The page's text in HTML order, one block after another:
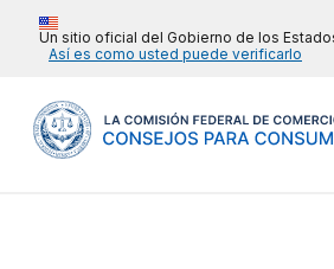
Un sitio oficial del Gobierno de los
Así es como usted puede verificarlo